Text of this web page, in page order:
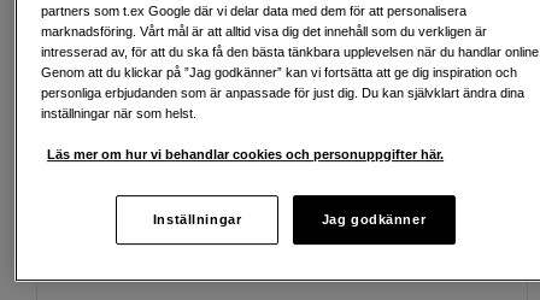
Fri frakt vid köp över 1 500 kronor
Köp nu och betala inom 30 dagar
Personlig service och expertrådgivning
Passande tillbehör Se fler tillbehör
partners som t.ex Google där vi delar data med dem för att personalisera
marknadsföring. Vårt mål är att alltid visa dig det innehåll som du verkligen är
intresserad av, för att du ska få den bästa tänkbara upplevelsen när du handlar
Genom att du klickar på ”Jag godkänner” kan vi fortsätta att ge dig inspiration och
personliga erbjudanden som är anpassade för just dig. Du kan självklart ändra dina
inställningar när som helst.
Läs mer om hur vi behandlar cookies och personuppgifter här.
Inställningar Jag godkänner